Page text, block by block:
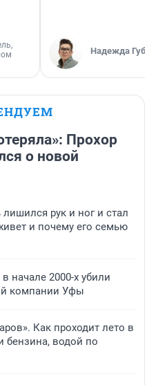
Надежда
Прохор
о новой
рук и ног и стал
и почему его семью
начале 2000-х убили
компании Уфы
Как проходит лето в
бензина, водой по